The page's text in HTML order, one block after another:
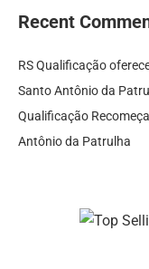
Recent
RS Qualificação
Santo Antônio da
Qualificação
Antônio da Patrulha